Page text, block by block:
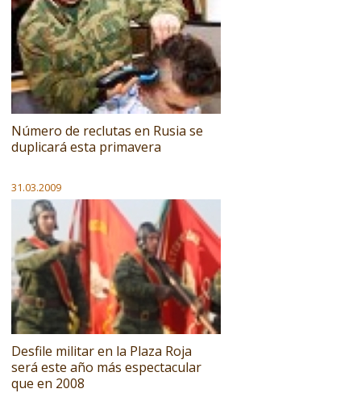
Número de reclutas en Rusia se
duplicará esta primavera
31.03.2009
Desfile militar en la Plaza Roja
será este año más espectacular
que en 2008